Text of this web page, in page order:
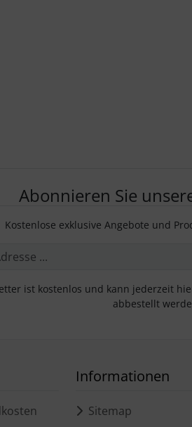
Abonnieren Sie
Kostenlose exklusive Angebote und
ist kostenlos und kann jederzeit
abbestellt
Informationen
Sitemap